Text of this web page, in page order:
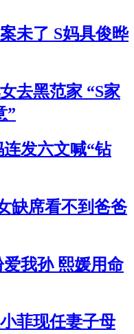
未了 S妈具俊晔
去黑范家 “S家
”
发六文喊“钻
缺席看不到爸爸
我孙 熙媛用命
菲现任妻子母